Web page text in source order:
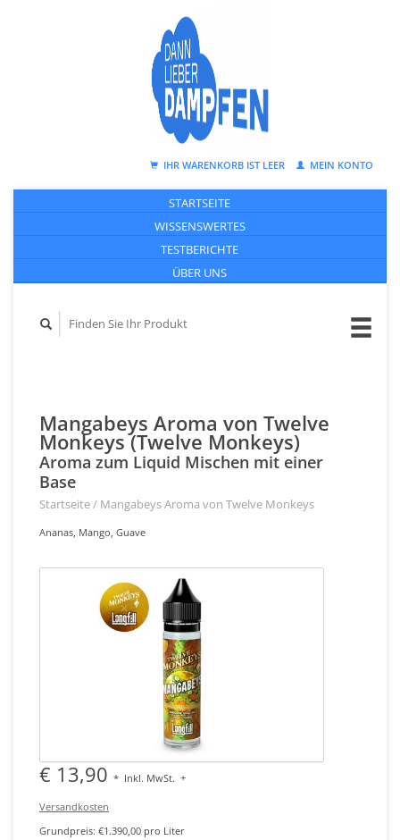
IHR WARENKORB IST LEER MEIN KONTO
STARTSEITE
WISSENSWERTES
TESTBERICHTE
ÜBER UNS
Mangabeys Aroma von Twelve
Monkeys (Twelve Monkeys)
Aroma zum Liquid Mischen mit einer
Base
Startseite/ Mangabeys Aroma von Twelve Monkeys
Ananas, Mango, Guave
€ 13,90 * Inkl. MwSt. +
Versandkosten
Grundpreis: €1.390,00 pro Liter